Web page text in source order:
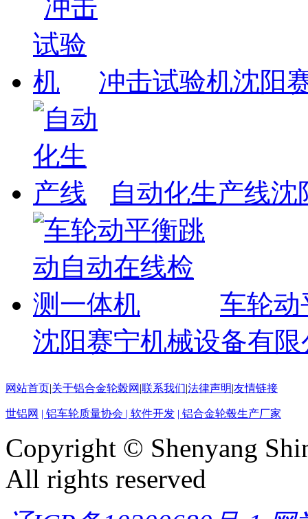
冲击试验机沈阳
自动化生产线沈
车轮动
沈阳赛宁机械设备有限
网站首页|关于铝合金轮毂网 |联系我们|法律声明|友情链接
世铝网 | 铝车轮质量协会 | 软件开发 | 铝合金轮毂生产厂家
Copyright © Shenyang
All rights reserved